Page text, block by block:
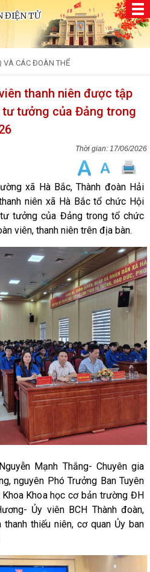
ĐIỆN TỬ
VÀ CÁC ĐOÀN THỂ
thanh niên được tập
tư tưởng của Đảng trong
17/06/2026
xã Hà Bắc, Thành đoàn Hải
niên xã Hà Bắc tổ chức Hội
tưởng của Đảng trong tổ chức
viên, thanh niên trên địa bàn.
Mạnh Thắng- Chuyên gia
nguyên Phó Trưởng Ban Tuyên
Khoa học cơ bản trường ĐH
Ủy viên BCH Thành đoàn,
thiếu niên, cơ quan Ủy ban